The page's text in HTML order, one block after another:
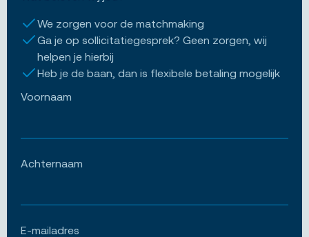
We zorgen voor de matchmaking
Ga je op sollicitatiegesprek? Geen zorgen, wij
helpen je hierbij
Heb je de baan, dan is flexibele betaling mogelijk
Voornaam
Achternaam
E-mailadres